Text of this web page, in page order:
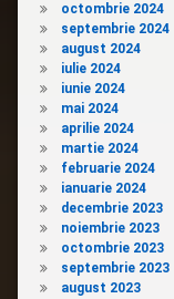
octombrie 2024
septembrie 2024
august 2024
iulie 2024
iunie 2024
mai 2024
aprilie 2024
martie 2024
februarie 2024
ianuarie 2024
decembrie 2023
noiembrie 2023
octombrie 2023
septembrie 2023
august 2023